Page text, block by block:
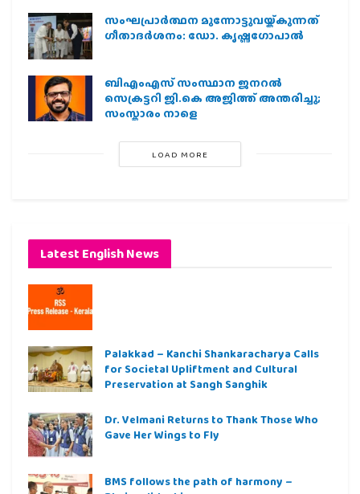
സംഘപ്രാര്‍ത്ഥന മുന്നോട്ടുവയ്ക്കുന്നത്
ഗീതാദര്‍ശനം: ഡോ. കൃഷ്ണഗോപാല്‍
ബിഎംഎസ് സംസ്ഥാന ജനറൽ
സെക്രട്ടറി ജി.കെ അജിത്ത് അന്തരിച്ചു;
സംസ്കാരം നാളെ
LOAD MORE
Latest English News
Palakkad – Kanchi Shankaracharya Calls
for Societal Upliftment and Cultural
Preservation at Sangh Sanghik
Dr. Velmani Returns to Thank Those Who
Gave Her Wings to Fly
BMS follows the path of harmony –